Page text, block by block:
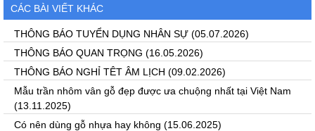
CÁC BÀI VIẾT KHÁC
THÔNG BÁO TUYỂN DỤNG NHÂN SỰ (05.07.2026)
THÔNG BÁO QUAN TRỌNG (16.05.2026)
THÔNG BÁO NGHỈ TÊT ÂM LỊCH (09.02.2026)
Mẫu trần nhôm vân gỗ đẹp được ưa chuộng nhất tại Việt Nam
(13.11.2025)
Có nên dùng gỗ nhựa hay không (15.06.2025)